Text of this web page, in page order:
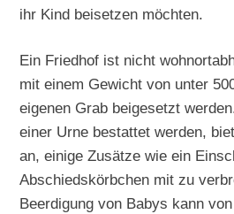
ihr Kind beisetzen möchten.
Ein Friedhof ist nicht
mit einem Gewicht von unter
eigenen Grab beigesetzt
einer Urne bestattet werden,
an, einige Zusätze wie ein
Abschiedskörbchen mit zu
Beerdigung von Babys kann